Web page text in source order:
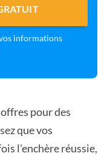
informations
pour des
que vos
l'enchère réussie,